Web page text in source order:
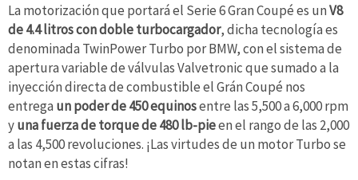
La motorización que portará el Serie 6 Gran Coupé es unV8
de 4.4 litros con doble turbocargador, dicha tecnología es
denominada TwinPower Turbo por BMW, con el sistema de
apertura variable de válvulas Valvetronic que sumado a la
inyección directa de combustible el Grán Coupé nos
entrega un poder de 450 equinosentre las 5,500 a 6,000 rpm
yuna fuerza de torque de 480 lb-pieen el rango de las 2,000
a las 4,500 revoluciones. ¡Las virtudes de un motor Turbo se
notan en estas cifras!